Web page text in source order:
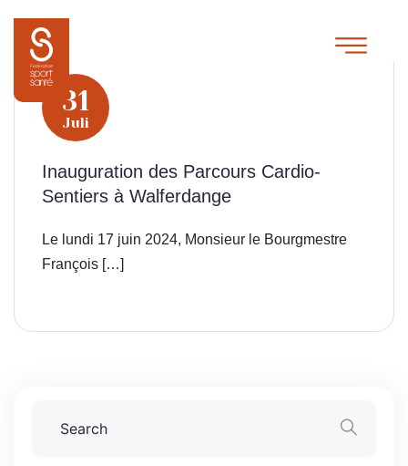
31
Juli
Inauguration des Parcours Cardio-
Sentiers à Walferdange
Le lundi 17 juin 2024, Monsieur le Bourgmestre
François […]